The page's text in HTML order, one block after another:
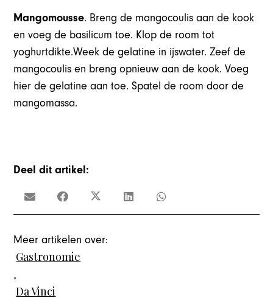
Mangomousse. Breng de mangocoulis aan de kook
en voeg de basilicum toe. Klop de room tot
yoghurtdikte.Week de gelatine in ijswater. Zeef de
mangocoulis en breng opnieuw aan de kook. Voeg
hier de gelatine aan toe. Spatel de room door de
mangomassa.
Deel dit artikel:
Meer artikelen over:
Gastronomie
,
Da Vinci